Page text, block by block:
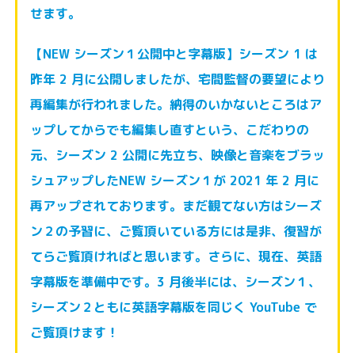
せます。
【NEW シーズン１公開中と字幕版】 シーズン 1 は
昨年 2 月に公開しましたが、宅間監督の要望により
再編集が行われました。納得のいかないところはア
ップしてからでも編集し直すという、こだわりの
元、シーズン 2 公開に先立ち、映像と音楽をブラッ
シュアップしたNEW シーズン１が 2021 年 2 月に
再アップされております。まだ観てない方はシーズ
ン２の予習に、ご覧頂いている方には是非、復習が
てらご覧頂ければと思います。さらに、現在、英語
字幕版を準備中です。3 月後半には、シーズン １、
シーズン２ともに英語字幕版を同じく YouTube で
ご覧頂けます！